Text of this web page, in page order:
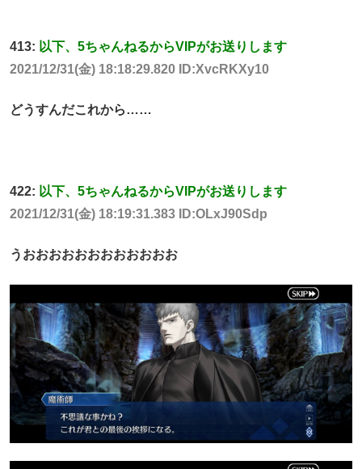
413: 以下、5ちゃんねるからVIPがお送りします
2021/12/31(金) 18:18:29.820 ID:XvcRKXy10
どうすんだこれから……
422: 以下、5ちゃんねるからVIPがお送りします
2021/12/31(金) 18:19:31.383 ID:OLxJ90Sdp
うおおおおおおおおおおおお